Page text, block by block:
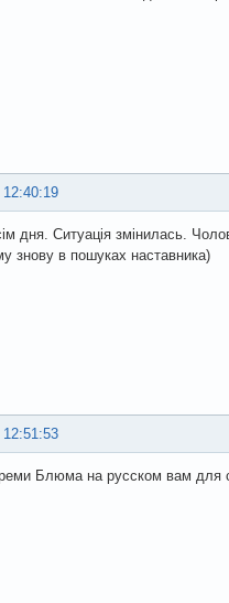
12:40:19
дня. Ситуація змінилась.
знову в пошуках наставника)
12:51:53
Блюма на русском вам для